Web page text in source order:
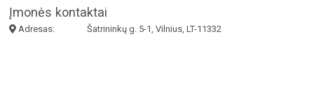
Įmonės kontaktai
Adresas: Šatrininkų g. 5-1, Vilnius, LT-11332